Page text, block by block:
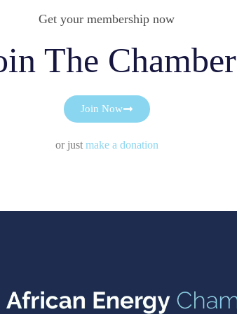
Get your membership now
The Chamber
Join Now
or just make a donation